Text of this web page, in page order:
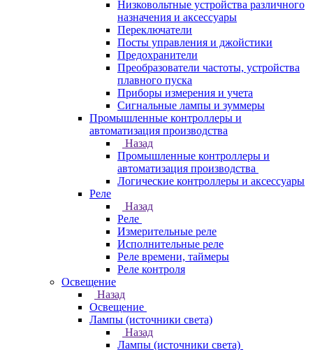
Низковольтные устройства различного
назначения и аксессуары
Переключатели
Посты управления и джойстики
Предохранители
Преобразователи частоты, устройства
плавного пуска
Приборы измерения и учета
Сигнальные лампы и зуммеры
Промышленные контроллеры и
автоматизация производства
Назад
Промышленные контроллеры и
автоматизация производства
Логические контроллеры и аксессуары
Реле
Назад
Реле
Измерительные реле
Исполнительные реле
Реле времени, таймеры
Реле контроля
Освещение
Назад
Освещение
Лампы (источники света)
Назад
Лампы (источники света)